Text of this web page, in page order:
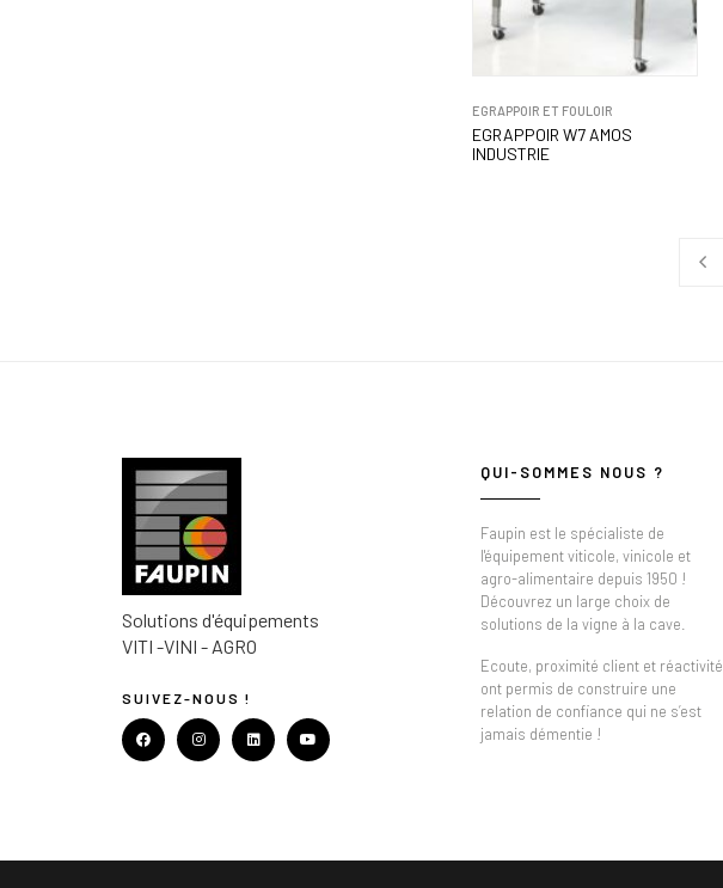
EGRAPPOIR ET FOULOIR
EGRAPPOIR W7 AMOS
INDUSTRIE
Solutions d'équipements
VITI -VINI - AGRO
SUIVEZ-NOUS !
QUI-SOMMES NOUS ?
Faupin est le spécialiste de
l'équipement viticole, vinicole et
agro-alimentaire depuis 1950 !
Découvrez un large choix de
solutions de la vigne à la cave.
Ecoute, proximité client et réactivité
ont permis de construire une
relation de confiance qui ne s’est
jamais démentie !